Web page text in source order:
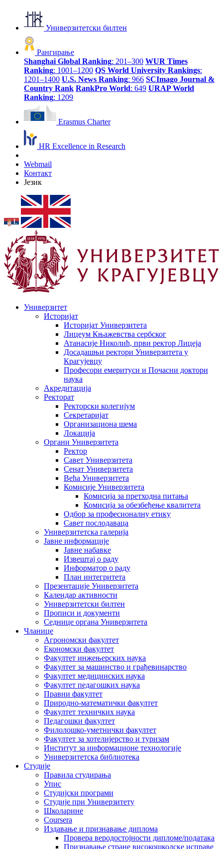
Универзитетски билтен
Рангирање
Shanghai Global Ranking: 201–300 WUR Times
Ranking: 1001–1200 QS World University Rankings:
1201–1400 U.S. News Ranking: 966 SCImago Journal &
Country Rank RankPro World: 649 URAP World
Ranking: 1209
Erasmus Charter
HR Excellence in Research
Webmail
Контакт
Језик
Универзитет
Историјат
Историјат Универзитета
Лицеум Књажевства сербског
Атанасије Николић, први ректор Лицеја
Досадашњи ректори Универзитета у
Крагујевцу
Професори емеритуси и Почасни доктори
наука
Акредитација
Ректорат
Ректорски колегијум
Секретаријат
Организациона шема
Локација
Органи Универзитета
Ректор
Савет Универзитета
Сенат Универзитета
Већа Универзитета
Комисије Универзитета
Комисија за претходна питања
Комисија за обезбеђење квалитета
Одбор за професионалну етику
Савет послодаваца
Универзитетска галерија
Јавне информације
Јавне набавке
Извештај о раду
Информатор о раду
План интегритета
Презентације Универзитета
Календар активности
Универзитетски билтен
Прописи и документи
Седнице органа Универзитета
Чланице
Агрономски факултет
Економски факултет
Факултет инжењерских наука
Факултет за машинство и грађевинарство
Факултет медицинских наука
Факултет педагошких наука
Правни факултет
Природно-математички факултет
Факултет техничких наука
Педагошки факултет
Филолошко-уметнички факултет
Факултет за хотелијерство и туризам
Институт за информационе технологије
Универзитетска библиотека
Студије
Правила студирања
Упис
Студијски програми
Студије при Универзитету
Школарине
Coursera
Издавање и признавање диплома
Провера веродостојности дипломе/података
Признавање стране високошколске исправе